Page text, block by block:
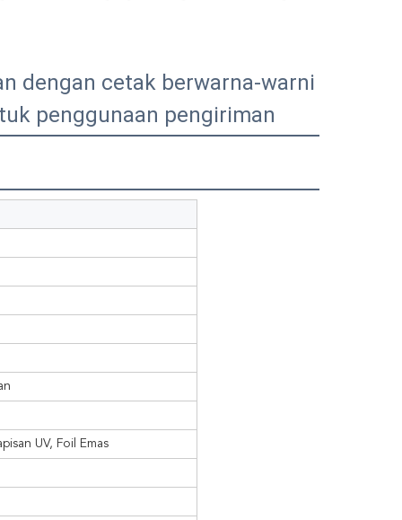
dengan cetak berwarna-warni
penggunaan pengiriman
UV, Foil Emas